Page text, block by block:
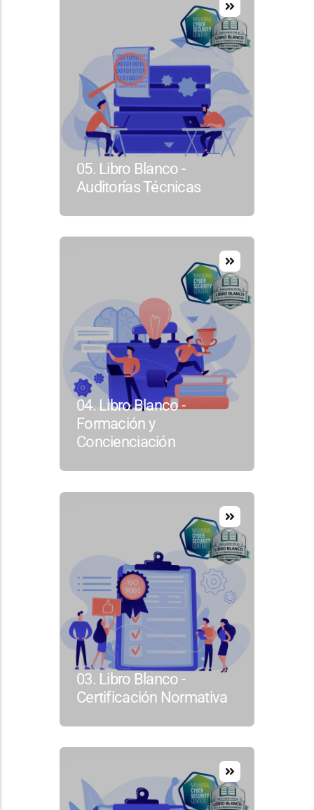
05. Libro Blanco -
Auditorías Técnicas
04. Libro Blanco -
Formación y
Concienciación
03. Libro Blanco -
Certificación Normativa